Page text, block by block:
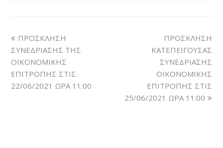
ΠΡΟΣΚΛΗΣΗ
ΣΥΝΕΔΡΙΑΣΗΣ ΤΗΣ
ΟΙΚΟΝΟΜΙΚΗΣ
ΕΠΙΤΡΟΠΗΣ ΣΤΙΣ
22/06/2021 ΩΡΑ 11:00
ΠΡΟΣΚΛΗΣΗ
ΚΑΤΕΠΕΙΓΟΥΣΑΣ
ΣΥΝΕΔΡΙΑΣΗΣ
ΟΙΚΟΝΟΜΙΚΗΣ
ΕΠΙΤΡΟΠΗΣ ΣΤΙΣ
25/06/2021 ΩΡΑ 11:00